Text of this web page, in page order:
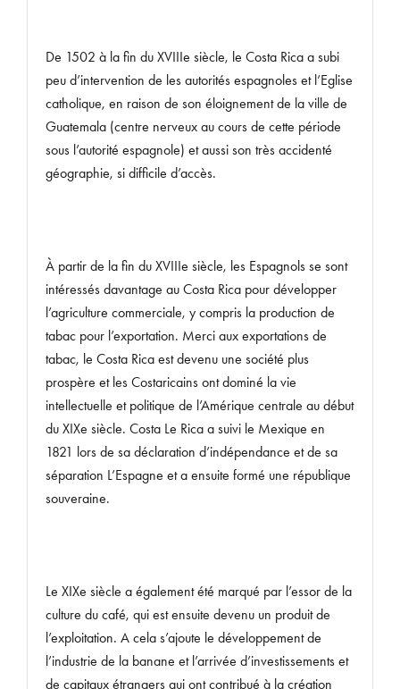
De 1502 à la fin du XVIIIe siècle, le Costa Rica a subi
peu d’intervention de les autorités espagnoles et l’Eglise
catholique, en raison de son éloignement de la ville de
Guatemala (centre nerveux au cours de cette période
sous l’autorité espagnole) et aussi son très accidenté
géographie, si difficile d’accès.
À partir de la fin du XVIIIe siècle, les Espagnols se sont
intéressés davantage au Costa Rica pour développer
l’agriculture commerciale, y compris la production de
tabac pour l’exportation. Merci aux exportations de
tabac, le Costa Rica est devenu une société plus
prospère et les Costaricains ont dominé la vie
intellectuelle et politique de l’Amérique centrale au début
du XIXe siècle. Costa Le Rica a suivi le Mexique en
1821 lors de sa déclaration d’indépendance et de sa
séparation L’Espagne et a ensuite formé une république
souveraine.
Le XIXe siècle a également été marqué par l’essor de la
culture du café, qui est ensuite devenu un produit de
l’exploitation. A cela s’ajoute le développement de
l’industrie de la banane et l’arrivée d’investissements et
de capitaux étrangers qui ont contribué à la création